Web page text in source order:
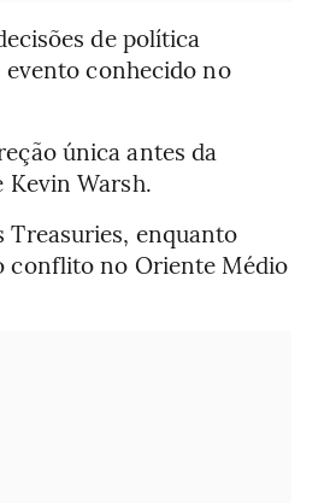
de política
evento conhecido no
única antes da
Kevin Warsh.
Treasuries, enquanto
conflito no Oriente Médio